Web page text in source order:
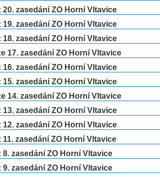
20. zasedání ZO Horní Vltavice
19. zasedání ZO Horní Vltavice
18. zasedání ZO Horní Vltavice
17. zasedání ZO Horní Vltavice
16. zasedání ZO Horní Vltavice
15. zasedání ZO Horní Vltavice
14. zasedání ZO Horní Vltavice
13. zasedání ZO Horní Vltavice
12. zasedání ZO Horní Vltavice
11. zasedání ZO Horní Vltavice
8. zasedání ZO Horní Vltavice
9. zasedání ZO Horní Vltavice